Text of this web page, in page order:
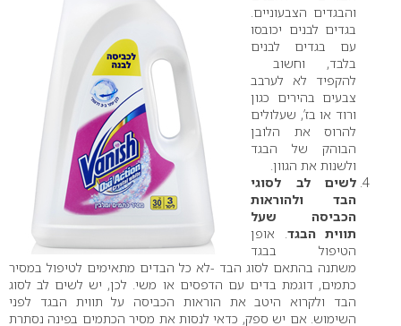
והבגדים הצבעוניים.
בגדים לבנים יכובסו
עם בגדים לבנים
בלבד, וחשוב
להקפיד לא לערבב
צבעים בהירים כגון
ורוד או בז’, שעלולים
להרוס את הלובן
הבוהק של הבגד
ולשנות את הגוון.
לשים לב לסוגי
הבד ולהוראות
הכביסה שעל
תווית הבגד. אופן
הטיפול בבגד
משתנה בהתאם לסוג הבד -לא כל הבדים מתאימים לטיפול במסיר
כתמים, דוגמת בדים עם הדפסים או משי. לכן, יש לשים לב לסוג
הבד ולקרוא היטב את הוראות הכביסה על תווית הבגד לפני
השימוש. אם יש ספק, כדאי לנסות את מסיר הכתמים בפינה נסתרת